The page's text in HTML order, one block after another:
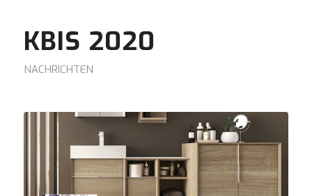
KBIS 2020
NACHRICHTEN